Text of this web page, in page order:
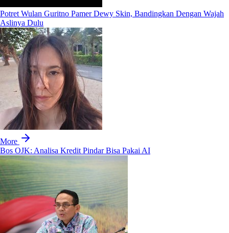
Potret Wulan Guritno Pamer Dewy Skin, Bandingkan Dengan Wajah
Aslinya Dulu
More
Bos OJK: Analisa Kredit Pindar Bisa Pakai AI